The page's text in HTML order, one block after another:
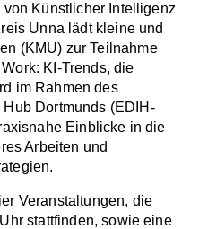
Künstlicher Intelligenz
Unna lädt kleine und
(KMU) zur Teilnahme
KI-Trends, die
im Rahmen des
Dortmunds (EDIH-
Einblicke in die
Arbeiten und
Veranstaltungen, die
stattfinden, sowie eine